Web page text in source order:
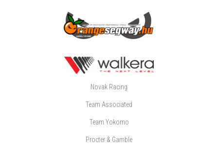
Novak Racing
Team Associated
Team Yokomo
Procter & Gamble